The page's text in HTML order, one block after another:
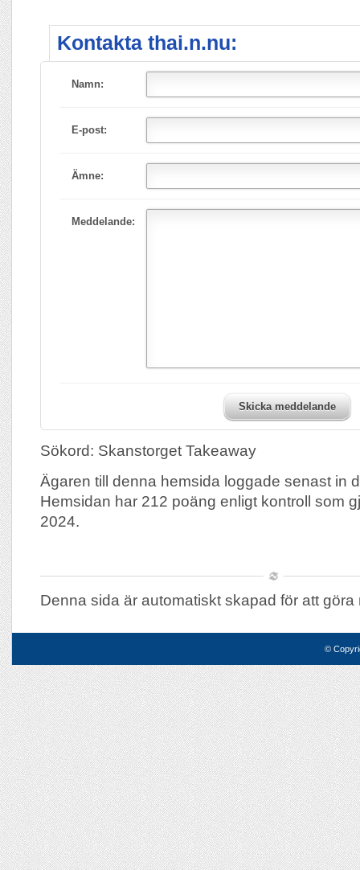
Kontakta thai.n.nu:
Namn:
E-post:
Ämne:
Meddelande:
Skicka meddelande
Sökord: Skanstorget Takeaway
Ägaren till denna hemsida loggade senast in
Hemsidan har 212 poäng enligt kontroll som
2024.
Denna sida är automatiskt skapad för att göra
©